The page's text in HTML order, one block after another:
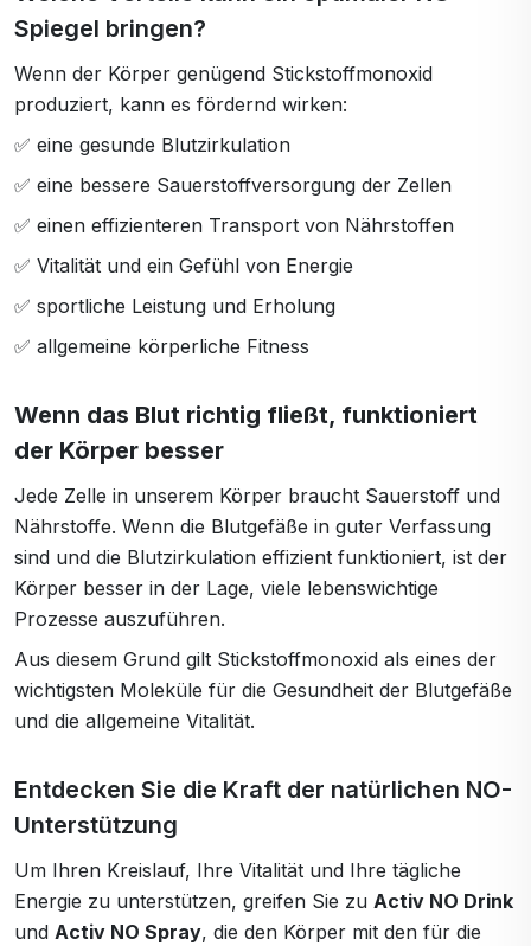
Spiegel bringen?
Wenn der Körper genügend Stickstoffmonoxid
produziert, kann es fördernd wirken:
✅ eine gesunde Blutzirkulation
✅ eine bessere Sauerstoffversorgung der Zellen
✅ einen effizienteren Transport von Nährstoffen
✅ Vitalität und ein Gefühl von Energie
✅ sportliche Leistung und Erholung
✅ allgemeine körperliche Fitness
Wenn das Blut richtig fließt, funktioniert
der Körper besser
Jede Zelle in unserem Körper braucht Sauerstoff und
Nährstoffe. Wenn die Blutgefäße in guter Verfassung
sind und die Blutzirkulation effizient funktioniert, ist der
Körper besser in der Lage, viele lebenswichtige
Prozesse auszuführen.
Aus diesem Grund gilt Stickstoffmonoxid als eines der
wichtigsten Moleküle für die Gesundheit der Blutgefäße
und die allgemeine Vitalität.
Entdecken Sie die Kraft der natürlichen NO-
Unterstützung
Um Ihren Kreislauf, Ihre Vitalität und Ihre tägliche
Energie zu unterstützen, greifen Sie zu Activ NO Drink
und Activ NO Spray, die den Körper mit den für die